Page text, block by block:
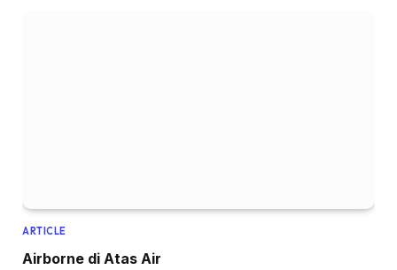
ARTICLE
Airborne di Atas Air